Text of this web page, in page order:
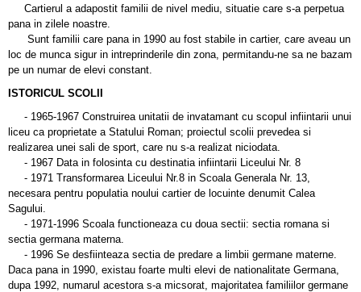
Cartierul a adapostit familii de nivel mediu, situatie care s-a perpetua
pana in zilele noastre.
Sunt familii care pana in 1990 au fost stabile in cartier, care aveau un
loc de munca sigur in intreprinderile din zona, permitandu-ne sa ne bazam
pe un numar de elevi constant.
ISTORICUL SCOLII
- 1965-1967 Construirea unitatii de invatamant cu scopul infiintarii unui
liceu ca proprietate a Statului Roman; proiectul scolii prevedea si
realizarea unei sali de sport, care nu s-a realizat niciodata.
- 1967 Data in folosinta cu destinatia infiintarii Liceului Nr. 8
- 1971 Transformarea Liceului Nr.8 in Scoala Generala Nr. 13,
necesara pentru populatia noului cartier de locuinte denumit Calea
Sagului.
- 1971-1996 Scoala functioneaza cu doua sectii: sectia romana si
sectia germana materna.
- 1996 Se desfiinteaza sectia de predare a limbii germane materne.
Daca pana in 1990, existau foarte multi elevi de nationalitate Germana,
dupa 1992, numarul acestora s-a micsorat, majoritatea familiilor germane